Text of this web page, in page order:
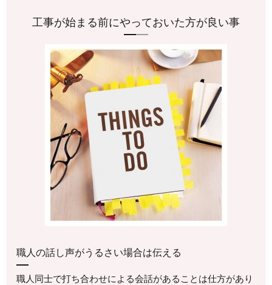
工事が始まる前にやっておいた方が良い事
職人の話し声がうるさい場合は伝える
職人同士で打ち合わせによる会話があることは仕方があり